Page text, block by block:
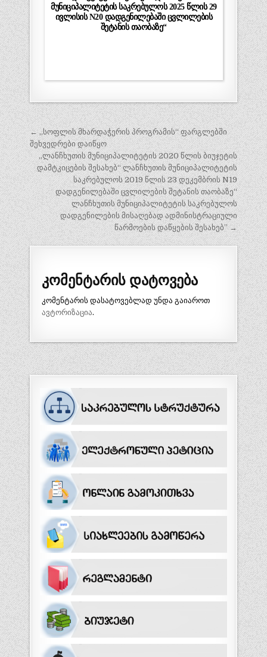
მუნიციპალიტეტის საკრებულოს 2025 წლის 29
ივლისის N20 დადგენილებაში ცვლილების
შეტანის თაობაზე“
პოსტის
ნავიგაცია
← ,,სოფლის მხარდაჭერის პროგრამის“ ფარგლებში
შეხვედრები დაიწყო
„ლანჩხუთის მუნიციპალიტეტის 2020 წლის ბიუჯეტის
დამტკიცების შესახებ“ ლანჩხუთის მუნიციპალიტეტის
საკრებულოს 2019 წლის 23 დეკემბრის N19
დადგენილებაში ცვლილების შეტანის თაობაზე“
ლანჩხუთის მუნიციპალიტეტის საკრებულოს
დადგენილების მისაღებად ადმინისტრაციული
წარმოების დაწყების შესახებ” →
კომენტარის დატოვება
კომენტარის დასატოვებლად უნდა გაიაროთ
ავტორიზაცია.